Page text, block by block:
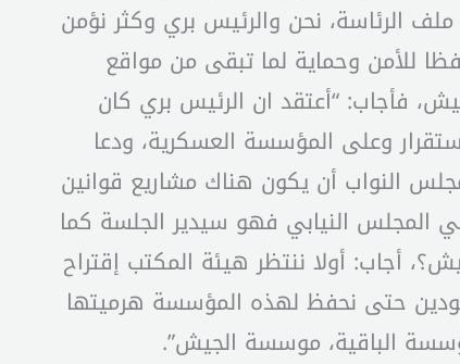
الرئاسة، نحن والرئيس بري وكثر نؤمن
للأمن وحماية لما تبقى من مواقع
فأجاب: “أعتقد ان الرئيس بري كان
وعلى المؤسسة العسكرية، ودعا
وجرت العادة في مجلس النواب أن يكون هناك مشاريع قوانين
المجلس النيابي فهو سيدير الجلسة كما
أجاب: أولا ننتظر هيئة المكتب إقتراح
حتى نحفظ لهذه المؤسسة هرميتها
الباقية، موسسة الجيش”.